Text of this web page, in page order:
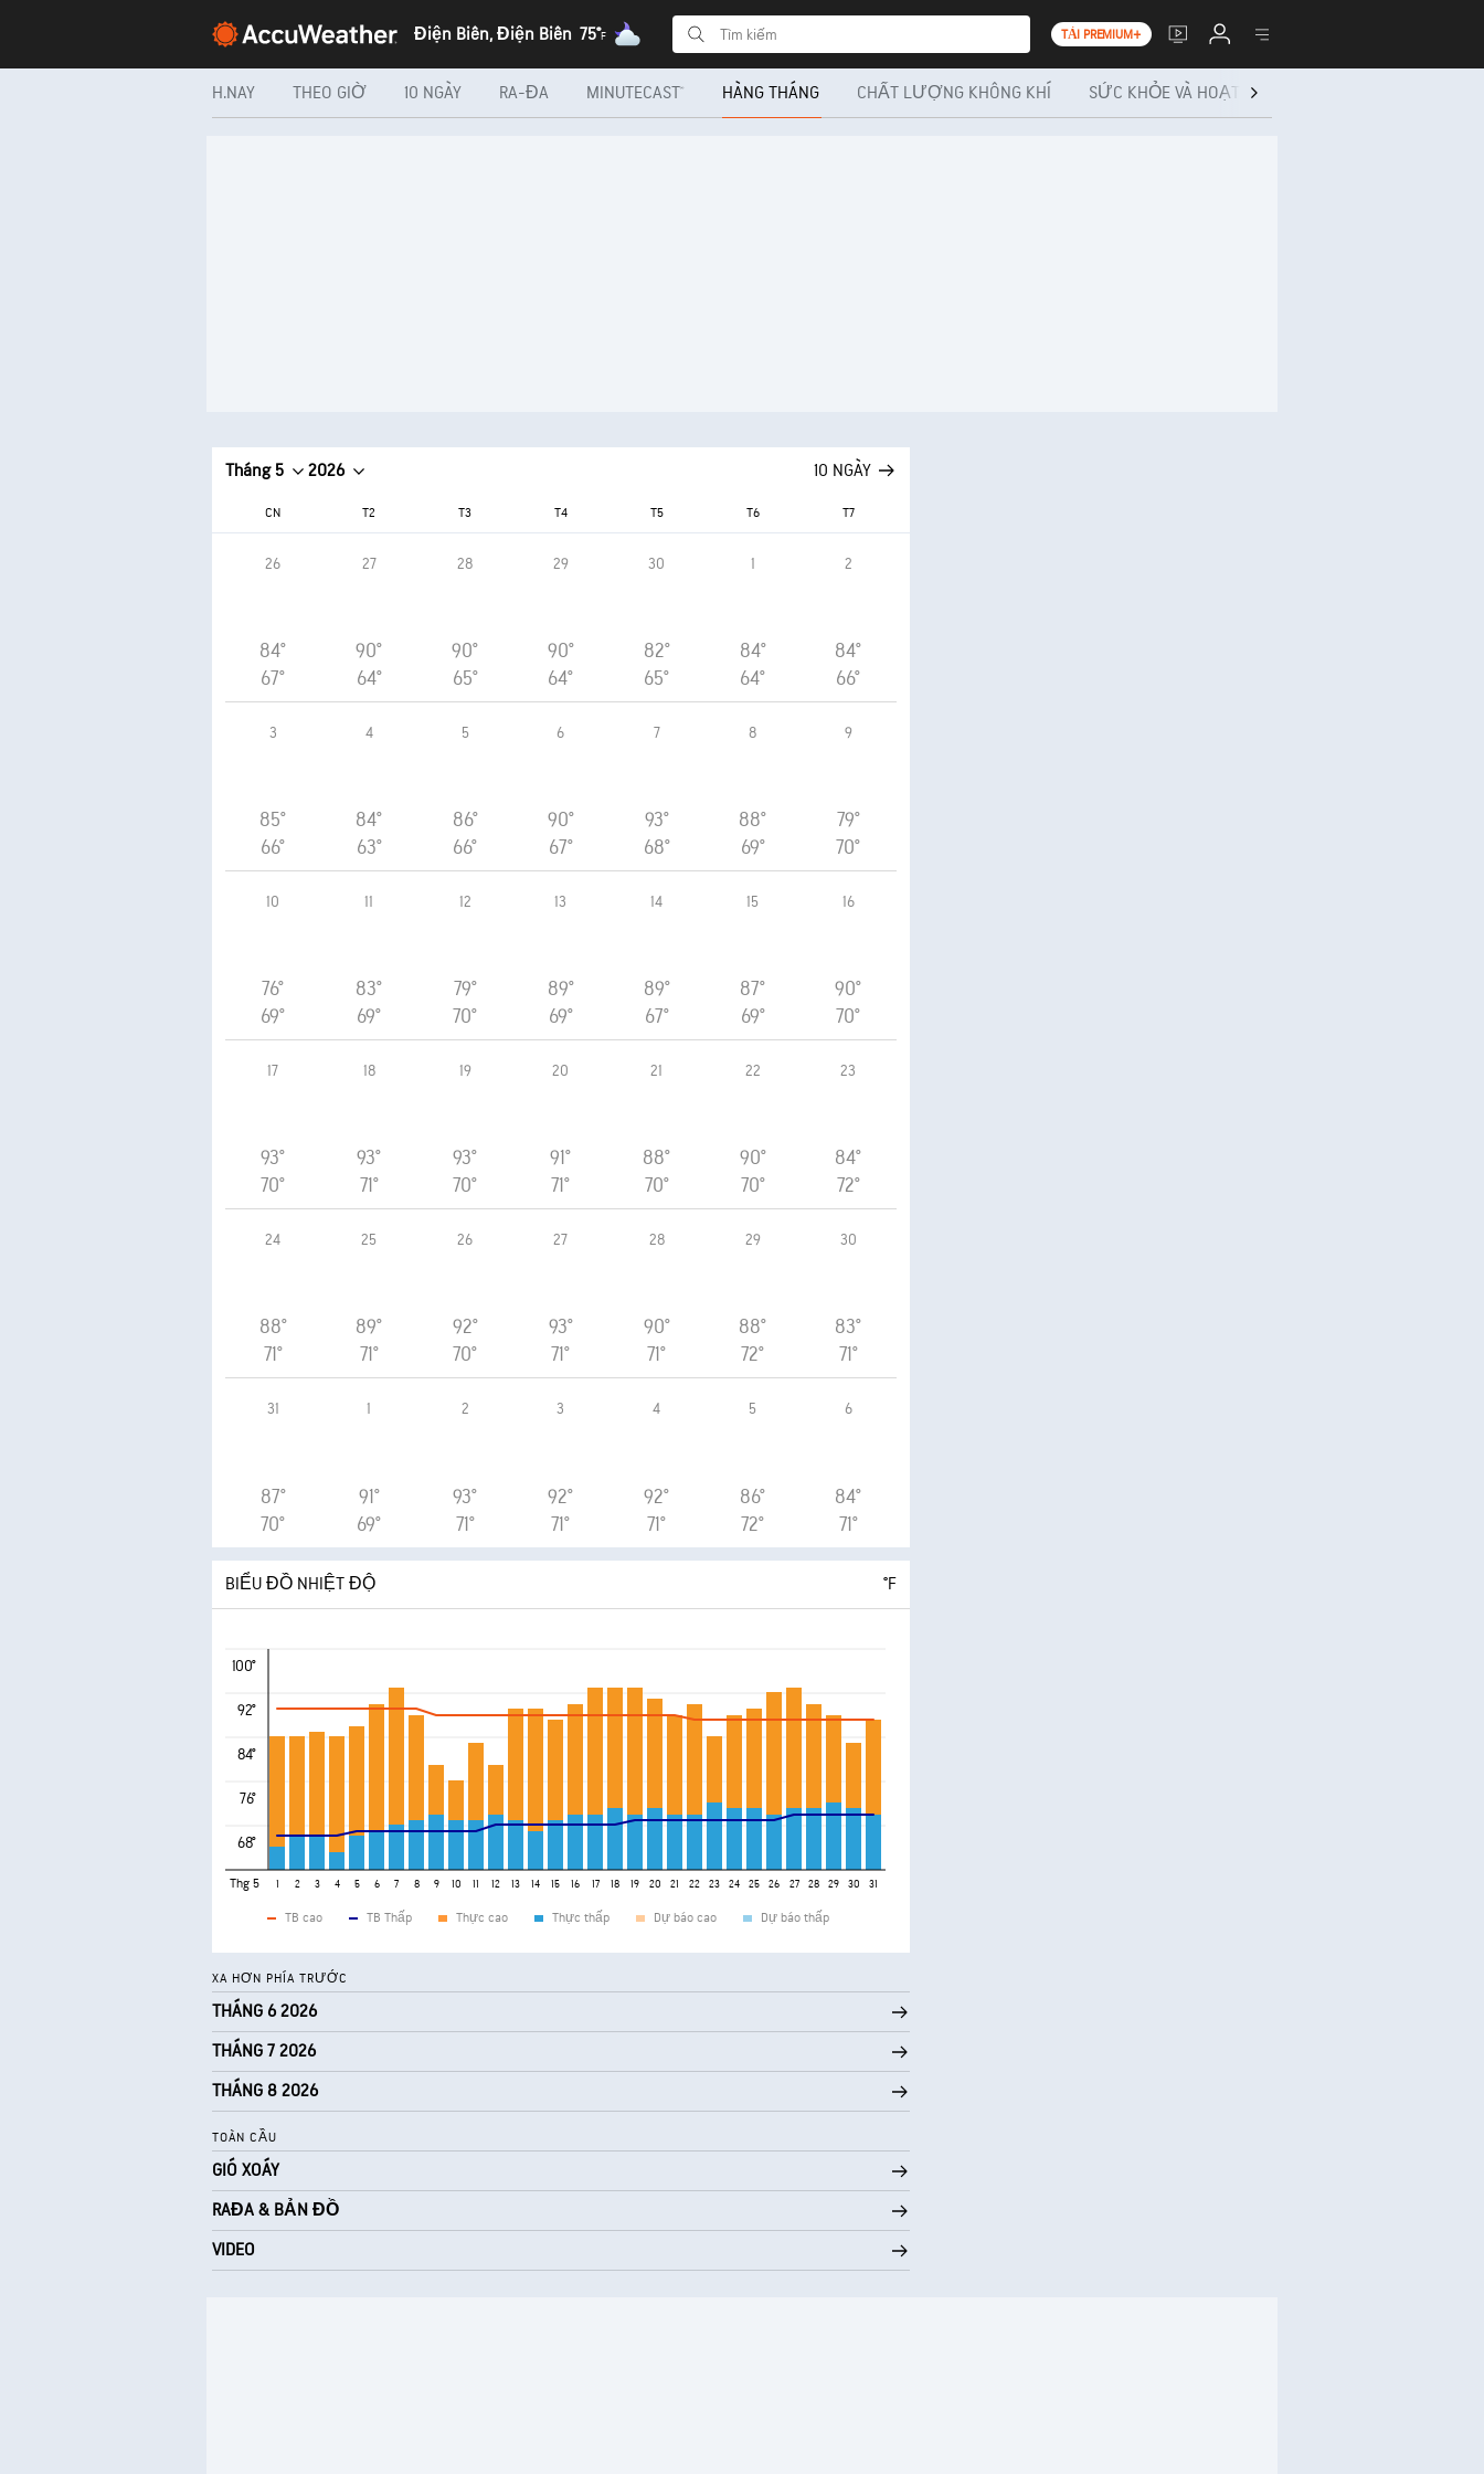
Điện Biên, Điện Biên 75°F TẢI PREMIUM+
H.NAY THEO GIỜ 10 NGÀY RA-ĐA MINUTECAST® HÀNG THÁNG CHẤT LƯỢNG KHÔNG KHÍ SỨC KHỎE VÀ HOẠT ĐỘNG
Tháng 5 2026 10 NGÀY
CN T2 T3 T4 T5 T6 T7
26
84°
67°
27
90°
64°
28
90°
65°
29
90°
64°
30
82°
65°
1
84°
64°
2
84°
66°
3
85°
66°
4
84°
63°
5
86°
66°
6
90°
67°
7
93°
68°
8
88°
69°
9
79°
70°
10
76°
69°
11
83°
69°
12
79°
70°
13
89°
69°
14
89°
67°
15
87°
69°
16
90°
70°
17
93°
70°
18
93°
71°
19
93°
70°
20
91°
71°
21
88°
70°
22
90°
70°
23
84°
72°
24
88°
71°
25
89°
71°
26
92°
70°
27
93°
71°
28
90°
71°
29
88°
72°
30
83°
71°
31
87°
70°
1
91°
69°
2
93°
71°
3
92°
71°
4
92°
71°
5
86°
72°
6
84°
71°
BIỂU ĐỒ NHIỆT ĐỘ °F
100°
92°
84°
76°
68°
Thg 5 1 2 3 4 5 6 7 8 9 10 11 12 13 14 15 16 17 18 19 20 21 22 23 24 25 26 27 28 29 30 31
TB cao TB Thấp Thực cao Thực thấp Dự báo cao Dự báo thấp
XA HƠN PHÍA TRƯỚC
THÁNG 6 2026
THÁNG 7 2026
THÁNG 8 2026
TOÀN CẦU
GIÓ XOÁY
RAĐA & BẢN ĐỒ
VIDEO